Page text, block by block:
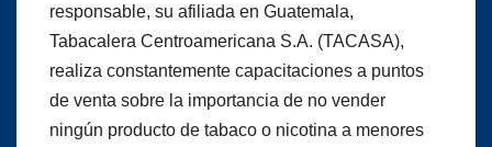
responsable, su afiliada en Guatemala,
Tabacalera Centroamericana S.A. (TACASA),
realiza constantemente capacitaciones a puntos
de venta sobre la importancia de no vender
ningún producto de tabaco o nicotina a menores